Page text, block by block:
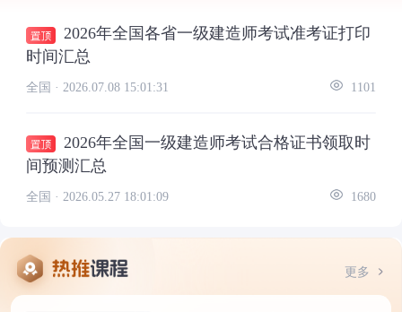
2026年全国各省一级建造师考试准考证打印
时间汇总
全国 · 2026.07.08 15:01:31 1101
2026年全国一级建造师考试合格证书领取时
间预测汇总
全国 · 2026.05.27 18:01:09 1680
更多